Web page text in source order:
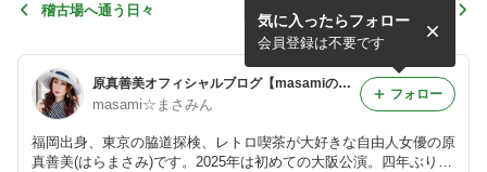
稽古場へ通う日々
原真善美オフィシャルブログ【masamiの★まの字NEO】
masami☆まさみん
福岡出身、東京の脇道探検、レトロ喫茶が大好きな自由人女優の原
真善美(はらまさみ)です。2025年は初めての大阪公演。四年ぶりの
気に入ったらフォロー
会員登録は不要です
フォロー